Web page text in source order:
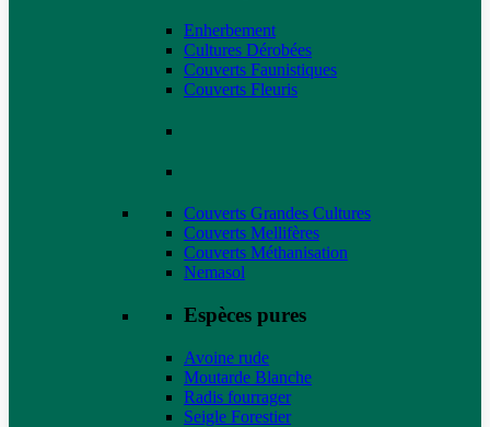
Enherbement
Cultures Dérobées
Couverts Faunistiques
Couverts Fleuris
Couverts Grandes Cultures
Couverts Mellifères
Couverts Méthanisation
Nemasol
Espèces pures
Avoine rude
Moutarde Blanche
Radis fourrager
Seigle Forestier